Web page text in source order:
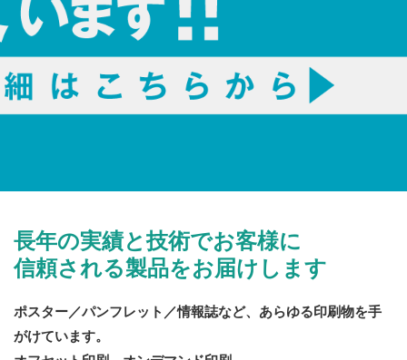
長年の実績と技術でお客様に
信頼される製品をお届けします
ポスター／パンフレット／情報誌など、あらゆる印刷物を手
がけています。